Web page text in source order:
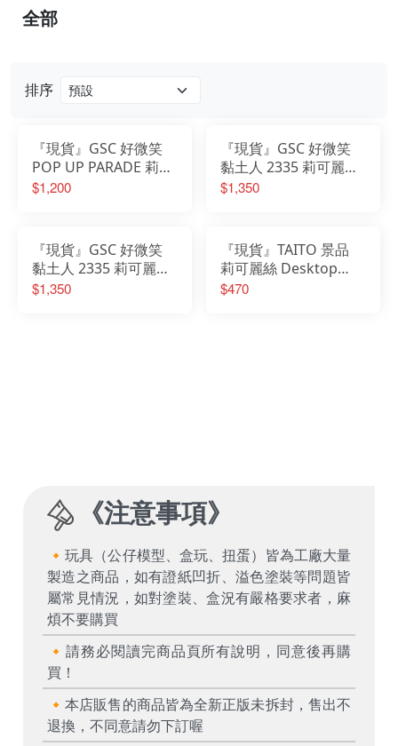
排序
『現貨』GSC 好微笑
POP UP PARADE 莉可
麗絲 Lycoris Recoil 井
$1,200
『現貨』GSC 好微笑
黏土人 2335 莉可麗絲
錦木千束 LycoReco 咖
$1,350
『現貨』GSC 好微笑
黏土人 2335 莉可麗絲
井之上瀧奈 LycoRecoil
$1,350
『現貨』TAITO 景品
莉可麗絲 Desktop
Cute公仔 井之上瀧奈
$470
全部
《注意事項》
🔸玩具（公仔模型、盒玩、扭蛋）皆為工廠大量
製造之商品，如有證紙凹折、溢色塗裝等問題皆
屬常見情況，如對塗裝、盒況有嚴格要求者，麻
煩不要購買
🔸請務必閱讀完商品頁所有說明，同意後再購
買！
🔸本店販售的商品皆為全新正版未拆封，售出不
退換，不同意請勿下訂喔